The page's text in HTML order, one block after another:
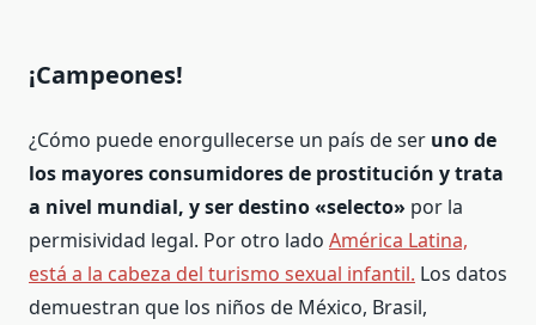
¡Campeones!
¿Cómo puede enorgullecerse un país de ser uno de
los mayores consumidores de prostitución y trata
a nivel mundial, y ser destino «selecto» por la
permisividad legal. Por otro lado América Latina,
está a la cabeza del turismo sexual infantil. Los datos
demuestran que los niños de México, Brasil,